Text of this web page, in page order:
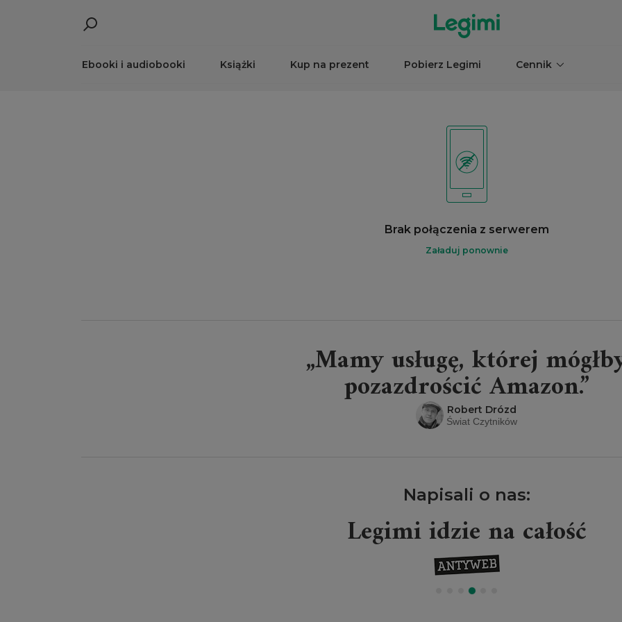
Ebooki i audiobooki Książki Kup na prezent Pobierz Legimi Cennik
Brak połączenia z serwerem
Załaduj ponownie
„Mamy usługę, której
pozazdrościć Amazon.”
Robert Drózd
Świat Czytników
Napisali o nas:
Legimi idzie na całość